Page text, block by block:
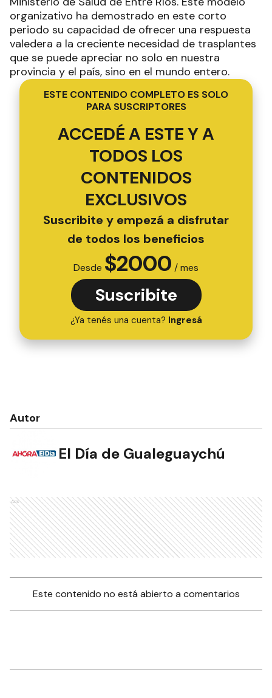
organizativo ha demostrado en este corto
periodo su capacidad de ofrecer una respuesta
valedera a la creciente necesidad de trasplantes
que se puede apreciar no solo en nuestra
provincia y el país, sino en el mundo entero.
ESTE CONTENIDO COMPLETO ES SOLO
PARA SUSCRIPTORES
ACCEDÉ A ESTE Y A
TODOS LOS
CONTENIDOS
EXCLUSIVOS
Suscribite y empezá a disfrutar
de todos los beneficios
Desde $2000 / mes
Suscribite
¿Ya tenés una cuenta? Ingresá
Autor
El Día de Gualeguaychú
Ads
Este contenido no está abierto a comentarios